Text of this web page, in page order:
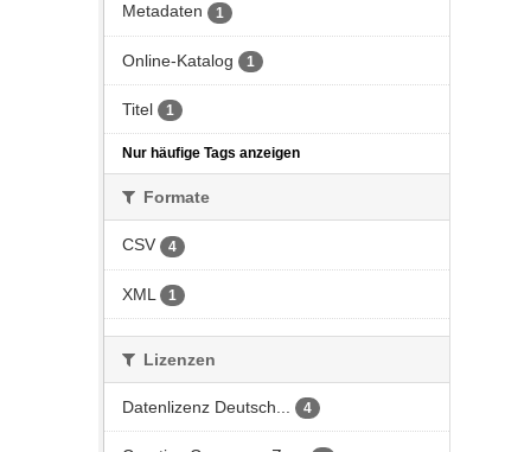
Metadaten 1
Online-Katalog 1
Titel 1
Nur häufige Tags anzeigen
Formate
CSV 4
XML 1
Lizenzen
Datenlizenz Deutsch... 4